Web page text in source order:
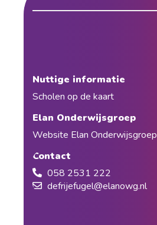
Nuttige informatie
Scholen op de kaart
Elan Onderwijsgroep
Website Elan Onderwijsgroep
Contact
058 2531 222
defrijefugel@elanowg.nl